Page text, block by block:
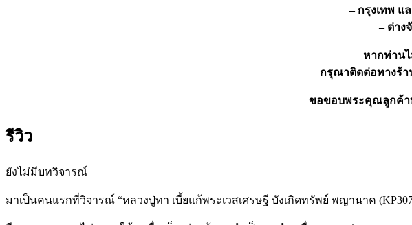
– กรุงเทพ แ
– ต่าง
หากท่าน
กรุณาติดต่อทางร้า
ขอขอบพระคุณลูกค้า
รีวิว
ยังไม่มีบทวิจารณ์
มาเป็นคนแรกที่วิจารณ์ “หลวงปู่ทา เบี้ยแก้พระเวสเศรษฐี บังเกิดทรัพย์ พญานาค